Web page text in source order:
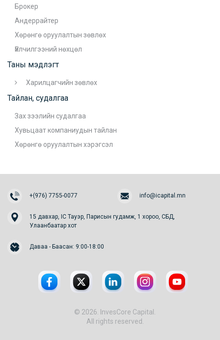
Брокер
Андеррайтер
Хөрөнгө оруулалтын зөвлөх
Үйлчилгээний нөхцөл
Таны мэдлэгт
Харилцагчийн зөвлөх
Тайлан, судалгаа
Зах зээлийн судалгаа
Хувьцаат компаниудын тайлан
Хөрөнгө оруулалтын хэрэгсэл
+(976) 7755-0077 info@icapital.mn
15 давхар, IC Тауэр, Парисын гудамж, 1 хороо, СБД,
Улаанбаатар хот
Даваа - Баасан: 9:00-18:00
© 2026. InvesCore Capital.
All rights reserved.